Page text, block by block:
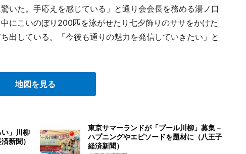
いた。手応えを感じている」と通り会会長を務める湯ノ口
にこいのぼり200匹を泳がせたり七夕飾りのササをかけた
出している。「今後も通りの魅力を発信していきたい」と
地図を見る
」川柳
新聞）
東京サマーランドが「プール川柳」募集－
ハプニングやエピソードを題材に（八王子
経済新聞）